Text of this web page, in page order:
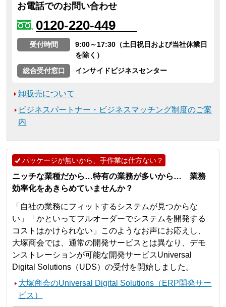
お電話でのお問い合わせ
0120-220-449
受付時間
9:00～17:30（土日祝日および当社休業日
を除く）
総合受付窓口
インサイドビジネスセンター
卸販売について
ビジネスパートナー・ビジネスマッチング制度のご案
内
パッケージが無いから、手作業は仕方ない？
ニッチな業種だから…特有の業務が多いから… 業務
効率化をあきらめていませんか？
「自社の業務にフィットするシステムが見つからな
い」「かといってフルオーダーでシステムを開発する
コストはかけられない」このようなお声にお応えし、
大塚商会では、通常の開発サービスとは異なり、デモ
ンストレーションが可能な開発サービスUniversal
Digital Solutions（UDS）の受付を開始しました。
大塚商会のUniversal Digital Solutions（ERP開発サー
ビス）